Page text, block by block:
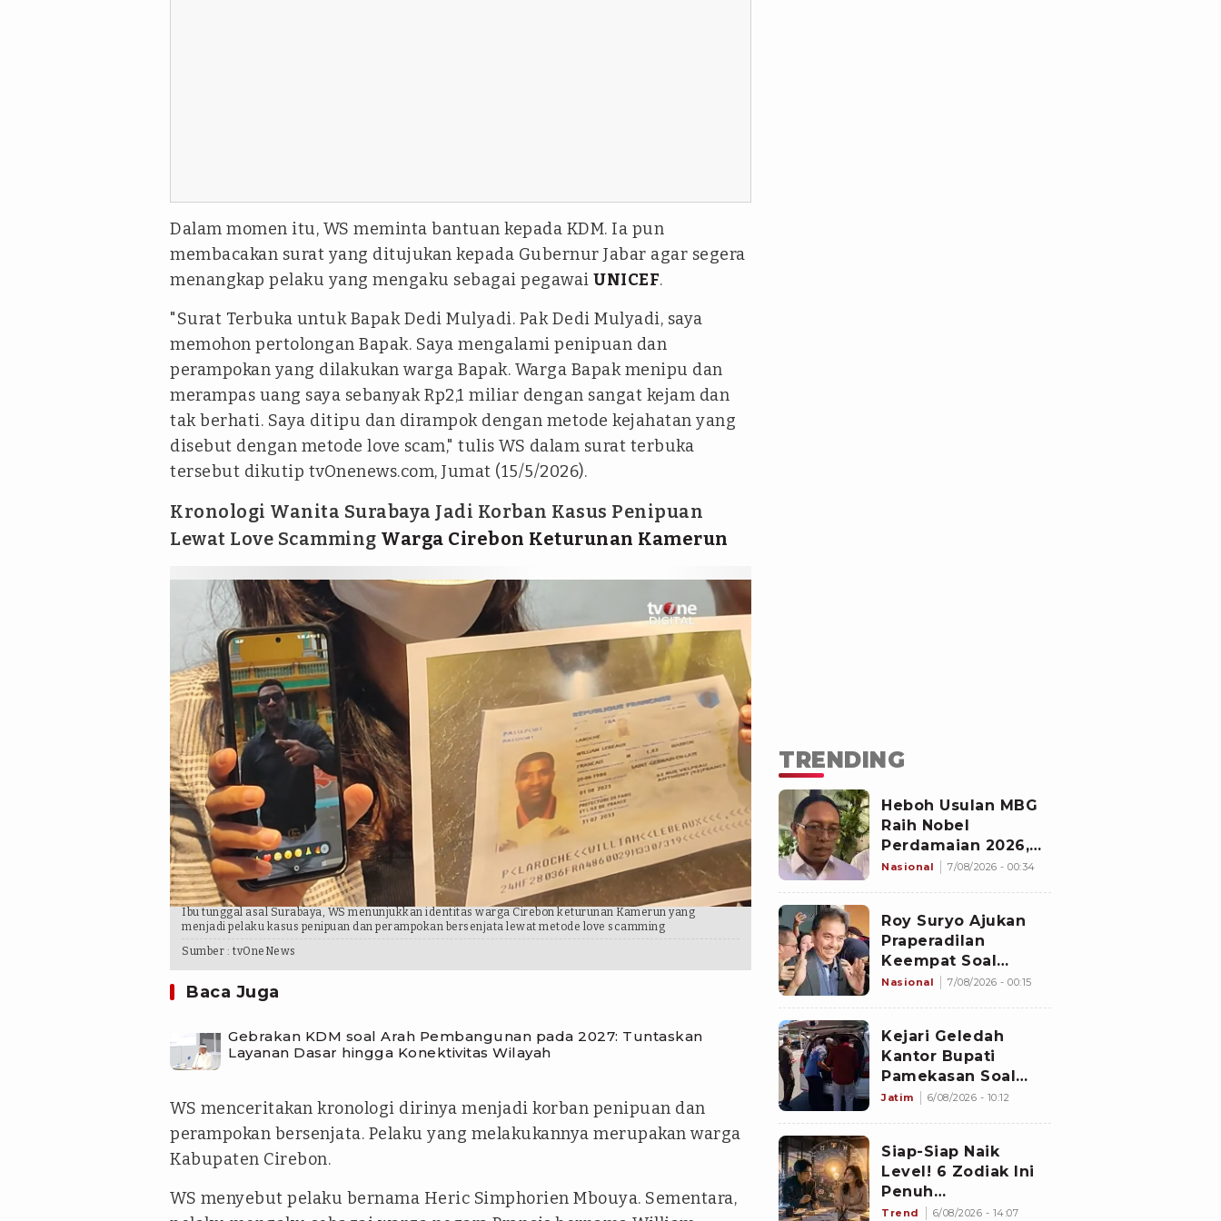
Dalam momen itu, WS meminta bantuan kepada KDM. Ia pun
membacakan surat yang ditujukan kepada Gubernur Jabar agar segera
menangkap pelaku yang mengaku sebagai pegawai UNICEF.
"Surat Terbuka untuk Bapak Dedi Mulyadi. Pak Dedi Mulyadi, saya
memohon pertolongan Bapak. Saya mengalami penipuan dan
perampokan yang dilakukan warga Bapak. Warga Bapak menipu dan
merampas uang saya sebanyak Rp2,1 miliar dengan sangat kejam dan
tak berhati. Saya ditipu dan dirampok dengan metode kejahatan yang
disebut dengan metode love scam," tulis WS dalam surat terbuka
tersebut dikutip tvOnenews.com, Jumat (15/5/2026).
Kronologi Wanita Surabaya Jadi Korban Kasus Penipuan
Lewat Love Scamming Warga Cirebon Keturunan Kamerun
Ibu tunggal asal Surabaya, WS menunjukkan identitas warga Cirebon keturunan Kamerun yang
menjadi pelaku kasus penipuan dan perampokan bersenjata lewat metode love scamming
Sumber : tvOneNews
Baca Juga
Gebrakan KDM soal Arah Pembangunan pada 2027: Tuntaskan
Layanan Dasar hingga Konektivitas Wilayah
WS menceritakan kronologi dirinya menjadi korban penipuan dan
perampokan bersenjata. Pelaku yang melakukannya merupakan warga
Kabupaten Cirebon.
WS menyebut pelaku bernama Heric Simphorien Mbouya. Sementara,
TRENDING
Heboh Usulan MBG
Raih Nobel
Perdamaian 2026,
Istana Akhirnya
Nasional 7/08/2026 - 00:34
Roy Suryo Ajukan
Praperadilan
Keempat Soal
Status Cekal
Nasional 7/08/2026 - 00:15
Kejari Geledah
Kantor Bupati
Pamekasan Soal
Dugaan Korupsi
Milliar
Jatim 6/08/2026 - 10:12
Siap-Siap Naik
Level! 6 Zodiak Ini
Penuh
Keberuntungan
Trend 6/08/2026 - 14:07